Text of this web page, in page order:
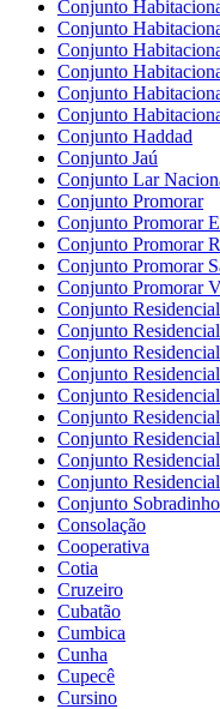
Conjunto
Conjunto
Conjunto
Conjunto
Conjunto
Conjunto
Conjunto Haddad
Conjunto Jaú
Conjunto Lar
Conjunto Promorar
Conjunto Promorar
Conjunto Promorar
Conjunto Promorar
Conjunto Promorar
Conjunto
Conjunto
Conjunto
Conjunto
Conjunto
Conjunto
Conjunto
Conjunto
Conjunto
Conjunto Sobradinho
Consolação
Cooperativa
Cotia
Cruzeiro
Cubatão
Cumbica
Cunha
Cupecê
Cursino